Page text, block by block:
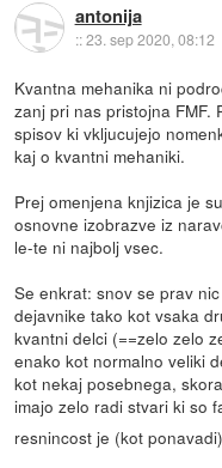
antonija
::23. sep 2020, 08:12
Kvantna mehanika ni
zanj pri nas pristojna FMF.
spisov ki vkljucujejo
kaj o kvantni mehaniki.
Prej omenjena knjizica je
osnovne izobrazve iz
le-te ni najbolj vsec.
Se enkrat: snov se prav
dejavnike tako kot vsaka
kvantni delci (==zelo zelo
enako kot normalno veliki
kot nekaj posebnega,
imajo zelo radi stvari ki so
resnincost je (kot